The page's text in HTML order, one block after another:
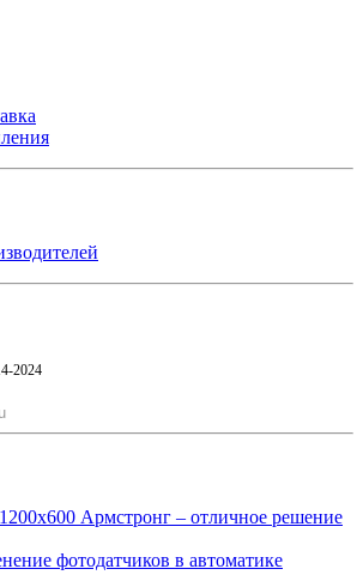
2024
Армстронг – отличное решение
фотодатчиков в автоматике